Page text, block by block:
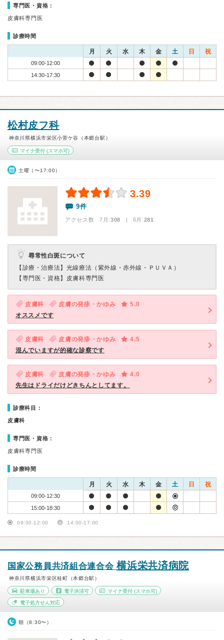
専門医・資格：
皮膚科専門医
診療時間
月 火 水 木 金 土 日 祝
09:00-12:00
14:30-17:30
松村皮フ科
神奈川県横浜市栄区小菅ケ谷（本郷台駅）
マイナ受付 (スマホ可)
土曜（〜17:00）
3.39
9件
アクセス数 7月:308 | 6月:281
尋常性白斑について
【診療・治療法】 光線療法（紫外線・赤外線・ＰＵＶＡ）
【専門医・資格】 皮膚科専門医
皮膚科 皮膚の発疹・かゆみ
5.0
オススメです
皮膚科 皮膚の発疹・かゆみ
4.5
混んでいますが的確な診察です
皮膚科 皮膚の発疹・かゆみ
4.0
先生はドライだけどきちんとしてます。
診療科目：
皮膚科
専門医・資格：
皮膚科専門医
診療時間
月 火 水 木 金 土 日 祝
09:00-12:30
15:00-18:30
09:00-12:00 14:00-17:00
国家公務員共済組合連合会横浜栄共済病院
神奈川県横浜市栄区桂町（本郷台駅）
駐車場あり 電子決済可 マイナ受付 (スマホ可)
電子処方せん対応
朝（8:30〜）